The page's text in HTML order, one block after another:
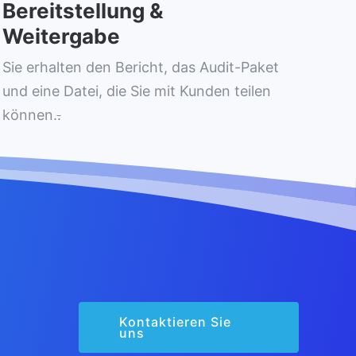
Bereitstellung &
Weitergabe
Sie erhalten den Bericht, das Audit-Paket
und eine Datei, die Sie mit Kunden teilen
können..
Kontaktieren Sie
uns